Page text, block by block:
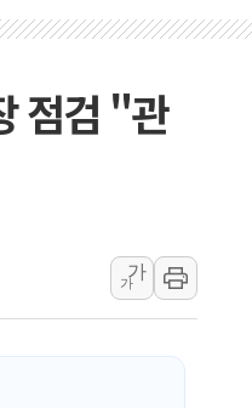
[속보] 민주, 인천 경선 결과 발
이번주 국내 주요 금융일정
美, 이란전 출구전략 만지작…공
강릉·동해·삼척 시간당 최대
폐기물 수거하다 참변…60대 환
서울 중랑구 주택가서 흉기 난
李대통령 "결혼 때문에 손해 보
여수 오동도 인근 해상서 모터보
추미애, '위안부' 피해자 기림의
인천 선재도 갯벌서 해루질 중
점검 "관
가
가